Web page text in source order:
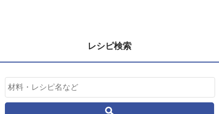
レシピ検索